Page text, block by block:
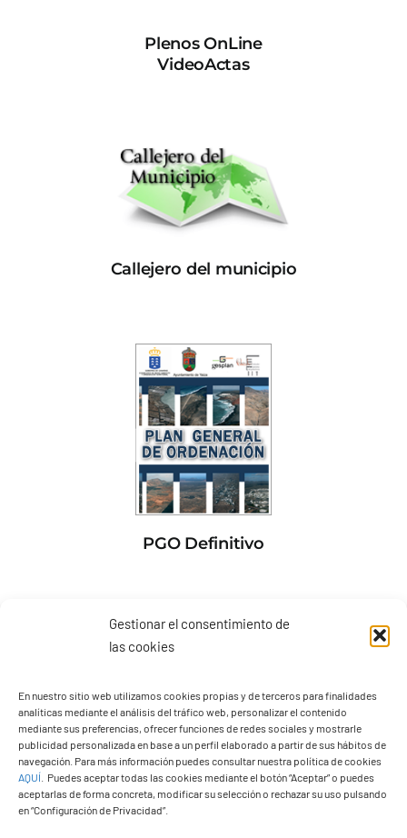
Gestionar el consentimiento de
las cookies
En nuestro sitio web utilizamos cookies propias y de terceros para finalidades
analíticas mediante el análisis del tráfico web, personalizar el contenido
mediante sus preferencias, ofrecer funciones de redes sociales y mostrarle
publicidad personalizada en base a un perfil elaborado a partir de sus hábitos de
navegación. Para más información puedes consultar nuestra política de cookies
AQUÍ
Puedes aceptar todas las cookies mediante el botón “Aceptar” o puedes
aceptarlas de forma concreta, modificar su selección o rechazar su uso pulsando
en “Configuración de Privacidad”.
Plenos OnLine
VideoActas
Callejero del municipio
PGO Definitivo